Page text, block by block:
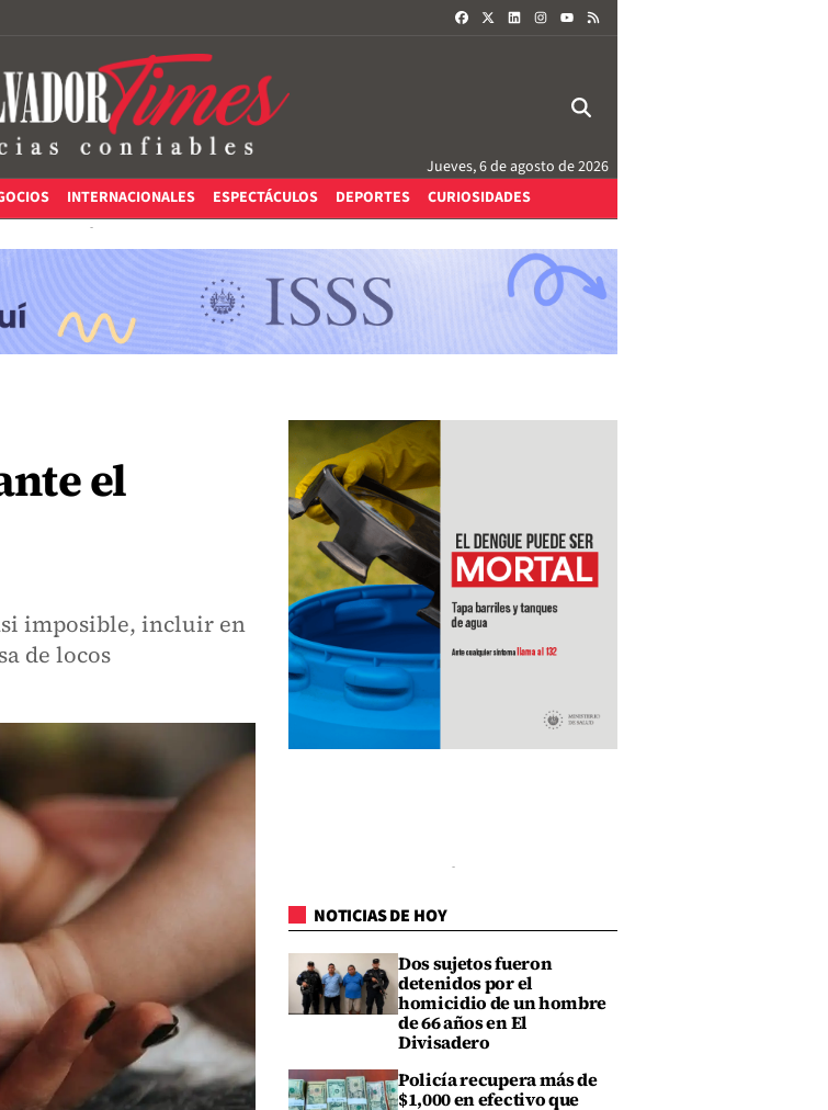
FACEBOOKLINKEDININSTAGRAM
Jueves, 6 de agosto de 2026
INTERNACIONALES ESPECTÁCULOS DEPORTES CURIOSIDADES
el
imposible, incluir en
de locos
NOTICIAS DE HOY
Dos sujetos fueron
detenidos por el
homicidio de un hombre
de 66 años en El
Divisadero
Policía recupera más de
$1,000 en efectivo que